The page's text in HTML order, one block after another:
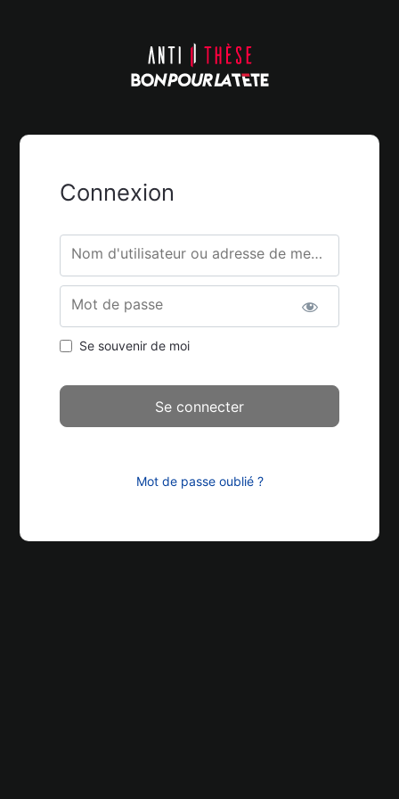
Connexion
Nom d'utilisateur ou adresse de messagerie.
Mot de passe
Se souvenir de moi
Mot de passe oublié ?